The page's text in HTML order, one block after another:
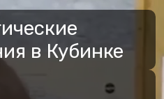
в Кубинке